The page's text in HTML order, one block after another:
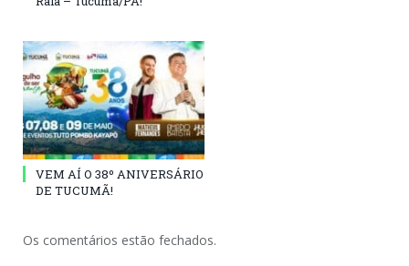
VEM AÍ O 38º ANIVERSÁRIO
DE TUCUMÃ!
Os comentários estão fechados.